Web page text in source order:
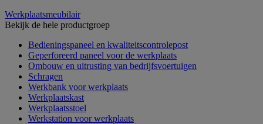
Werkplaatsmeubilair
Bekijk de hele productgroep
Bedieningspaneel en kwaliteitscontrolepost
Geperforeerd paneel voor de werkplaats
Ombouw en uitrusting van bedrijfsvoertuigen
Schragen
Werkbank voor werkplaats
Werkplaatskast
Werkplaatsstoel
Werkstation voor werkplaats